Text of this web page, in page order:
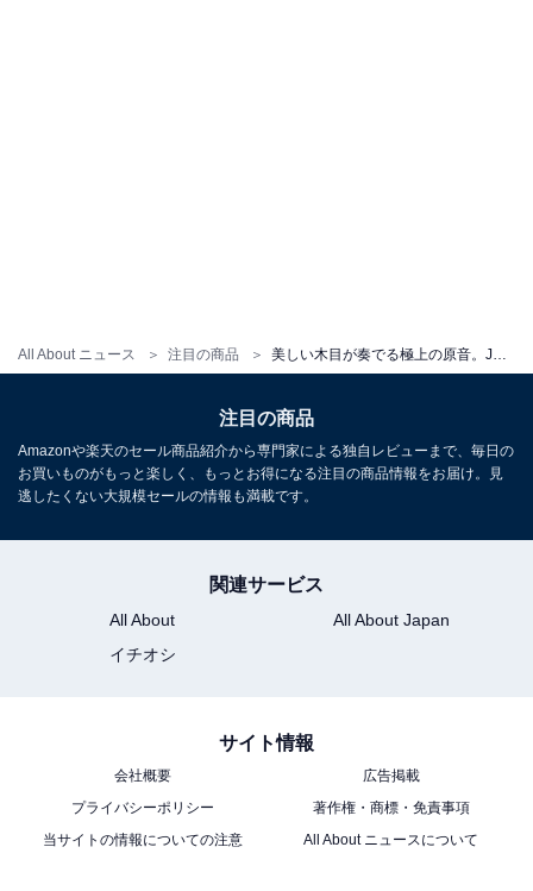
All About ニュース 注目の商品
JVC 密閉型ヘッドホン CLASS-S WOODシリーズ ハイレ
注目の商品
Amazonや楽天のセール商品紹介から専門家による独自レビューまで、毎日の
お買いものがもっと楽しく、もっとお得になる注目の商品情報をお届け。見
逃したくない大規模セールの情報も満載です。
関連サービス
All About
All About Japan
イチオシ
サイト情報
会社概要
広告掲載
プライバシーポリシー
著作権・商標・免責事項
当サイトの情報についての注意
All About ニュースについて